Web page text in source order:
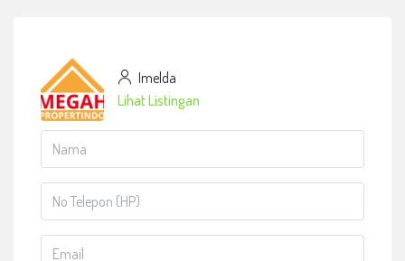
Imelda
Lihat Listingan